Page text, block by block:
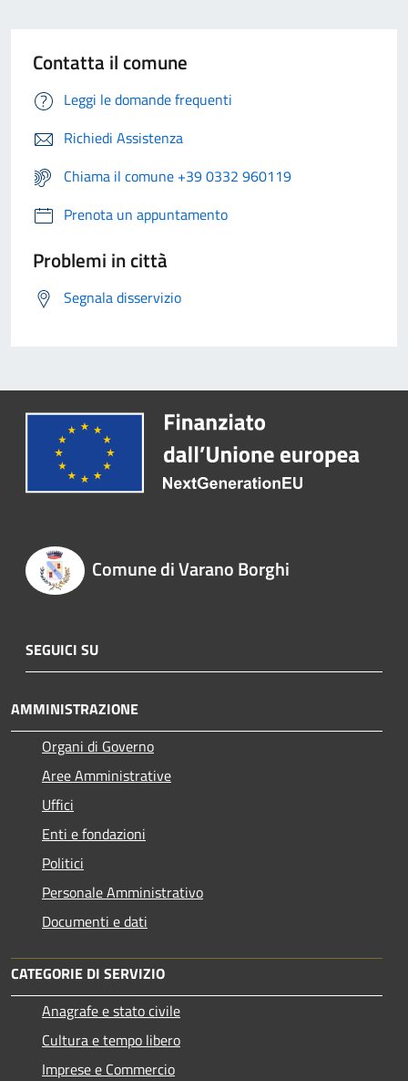
Contatta il comune
Leggi le domande frequenti
Richiedi Assistenza
Chiama il comune +39 0332 960119
Prenota un appuntamento
Problemi in città
Segnala disservizio
Comune di Varano Borghi
SEGUICI SU
AMMINISTRAZIONE
Organi di Governo
Aree Amministrative
Uffici
Enti e fondazioni
Politici
Personale Amministrativo
Documenti e dati
CATEGORIE DI SERVIZIO
Anagrafe e stato civile
Cultura e tempo libero
Imprese e Commercio